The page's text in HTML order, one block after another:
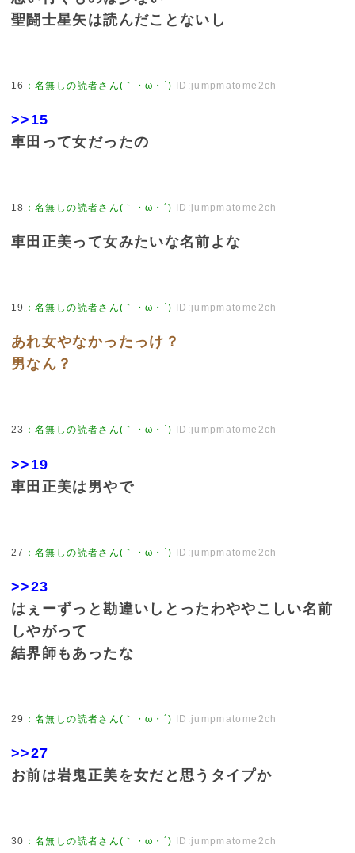
聖闘士星矢は読んだことないし
16 ：名無しの読者さん(｀・ω・´) ID:jumpmatome2ch
>>15
車田って女だったの
18 ：名無しの読者さん(｀・ω・´) ID:jumpmatome2ch
車田正美って女みたいな名前よな
19 ：名無しの読者さん(｀・ω・´) ID:jumpmatome2ch
あれ女やなかったっけ？
男なん？
23 ：名無しの読者さん(｀・ω・´) ID:jumpmatome2ch
>>19
車田正美は男やで
27 ：名無しの読者さん(｀・ω・´) ID:jumpmatome2ch
>>23
はぇーずっと勘違いしとったわややこしい名前
しやがって
結界師もあったな
29 ：名無しの読者さん(｀・ω・´) ID:jumpmatome2ch
>>27
お前は岩鬼正美を女だと思うタイプか
30 ：名無しの読者さん(｀・ω・´) ID:jumpmatome2ch